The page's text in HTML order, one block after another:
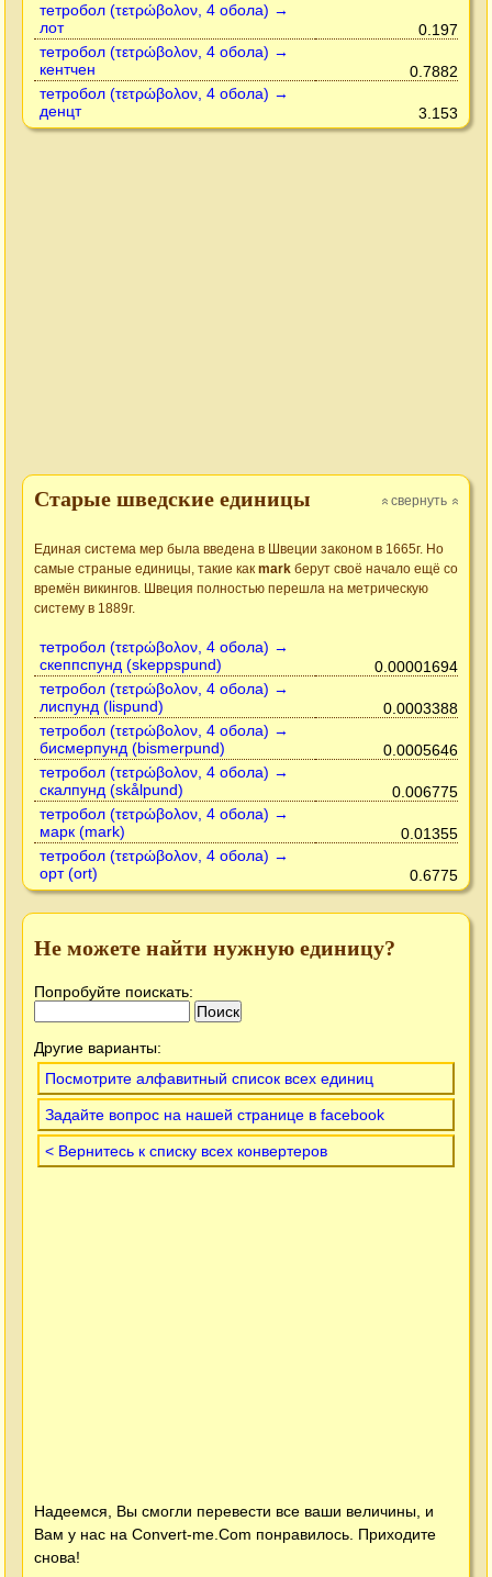
тетробол (τετρώβολον, 4 обола) →
лот
0.197
тетробол (τετρώβολον, 4 обола) →
кентчен
0.7882
тетробол (τετρώβολον, 4 обола) →
денцт
3.153
»свернуть»
Старые шведские единицы
Единая система мер была введена в Швеции законом в 1665г. Но
самые страные единицы, такие как mark берут своё начало ещё со
времён викингов. Швеция полностью перешла на метрическую
систему в 1889г.
тетробол (τετρώβολον, 4 обола) →
скеппспунд (skeppspund)
0.00001694
тетробол (τετρώβολον, 4 обола) →
лиспунд (lispund)
0.0003388
тетробол (τετρώβολον, 4 обола) →
бисмерпунд (bismerpund)
0.0005646
тетробол (τετρώβολον, 4 обола) →
скалпунд (skålpund)
0.006775
тетробол (τετρώβολον, 4 обола) →
марк (mark)
0.01355
тетробол (τετρώβολον, 4 обола) →
орт (ort)
0.6775
Не можете найти нужную единицу?
Попробуйте поискать:
Другие варианты:
Посмотрите алфавитный список всех единиц
Задайте вопрос на нашей странице в facebook
< Вернитесь к списку всех конвертеров
Надеемся, Вы смогли перевести все ваши величины, и
Вам у нас на Convert-me.Com понравилось. Приходите
снова!